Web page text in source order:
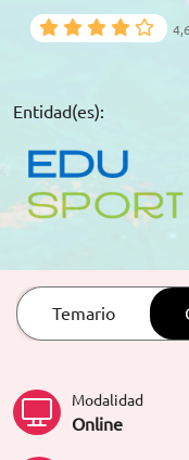
RECURSOS
ARTÍCULOS
TRABAJA CON
4,6
Entidad(es):
Temario
Modalidad
Online